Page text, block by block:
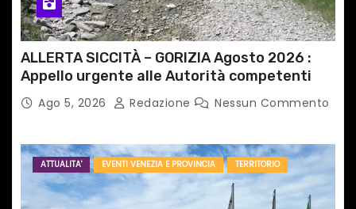
l
i
ALLERTA SICCITÀ – GORIZIA Agosto 2026 :
Appello urgente alle Autorità competenti
Ago 5, 2026 Redazione Nessun Commento
ATTUALITA' EVENTI VENEZIA E PROVINCIA TERRITORIO